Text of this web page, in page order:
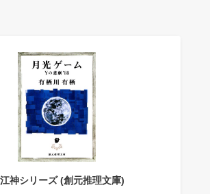
神シリーズ (創元推理文庫)